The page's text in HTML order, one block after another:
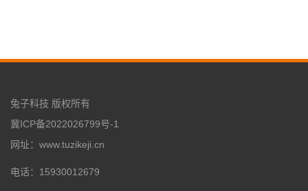
兔子科技 版权所有
冀ICP备2022026799号-1
网址：www.tuzikeji.cn
电话：15930012679